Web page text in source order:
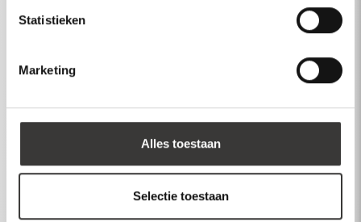
Statistieken
Marketing
Alles toestaan
Selectie toestaan
Account
Dealer login